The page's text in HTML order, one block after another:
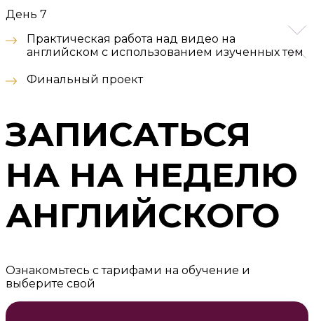
День 7
Практическая работа над видео на
английском с использованием изученных тем
Финальный проект
ЗАПИСАТЬСЯ
НА НА НЕДЕЛЮ
АНГЛИЙСКОГО
Ознакомьтесь с тарифами на обучение и
выберите свой